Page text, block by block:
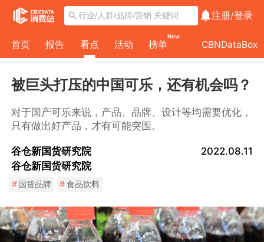
注册/登录
首页 报告 看点 活动 榜单
New
CBNDataBox
被巨头打压的中国可乐，还有机会吗？
对于国产可乐来说，产品、品牌、设计等均需要优化，
只有做出好产品，才有可能突围。
谷仓新国货研究院
谷仓新国货研究院
2022.08.11
#国货品牌 #食品饮料